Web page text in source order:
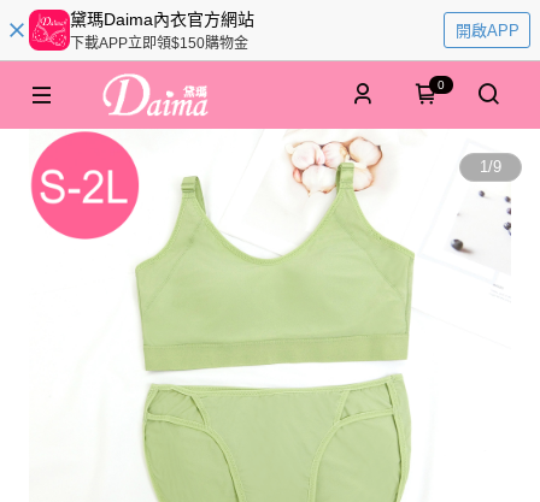
黛瑪Daima內衣官方網站
下載APP立即領$150購物金
開啟APP
0
1/9